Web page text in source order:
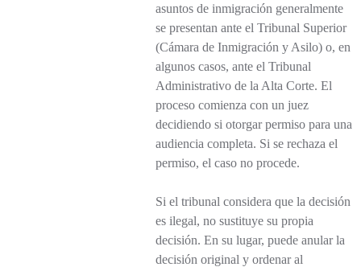
asuntos de inmigración generalmente
se presentan ante el Tribunal Superior
(Cámara de Inmigración y Asilo) o, en
algunos casos, ante el Tribunal
Administrativo de la Alta Corte. El
proceso comienza con un juez
decidiendo si otorgar permiso para una
audiencia completa. Si se rechaza el
permiso, el caso no procede.
Si el tribunal considera que la decisión
es ilegal, no sustituye su propia
decisión. En su lugar, puede anular la
decisión original y ordenar al